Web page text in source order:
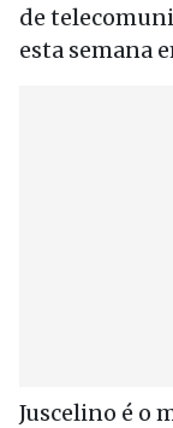
de
esta semana
Juscelino é o